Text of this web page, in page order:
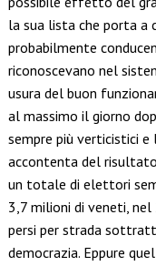
la sua lista che porta a
probabilmente
riconoscevano nel
usura del buon
al massimo il giorno
sempre più verticistici e
accontenta del
un totale di elettori
3,7 milioni di veneti,
persi per strada
democrazia. Eppure